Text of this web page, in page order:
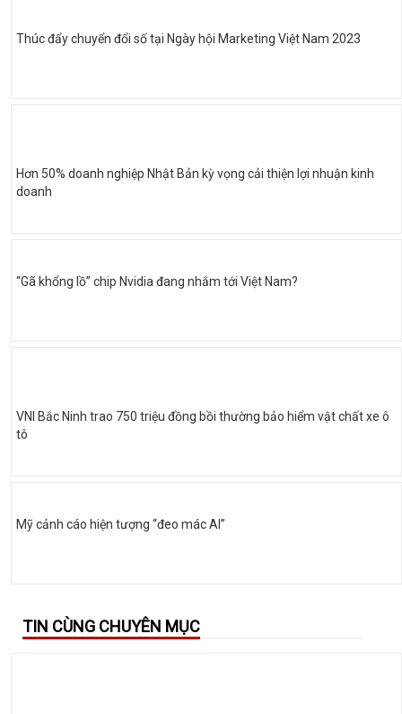
Thúc đẩy chuyển đổi số tại Ngày hội Marketing Việt Nam 2023
Hơn 50% doanh nghiệp Nhật Bản kỳ vọng cải thiện lợi nhuận kinh
doanh
“Gã khổng lồ” chip Nvidia đang nhắm tới Việt Nam?
VNI Bắc Ninh trao 750 triệu đồng bồi thường bảo hiểm vật chất xe ô
tô
Mỹ cảnh cáo hiện tượng “đeo mác AI”
TIN CÙNG CHUYÊN MỤC